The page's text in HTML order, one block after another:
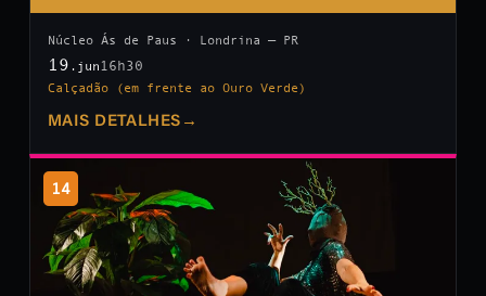
Núcleo Ás de Paus · Londrina — PR
19 .jun 16h30
Calçadão (em frente ao Ouro Verde)
MAIS DETALHES →
14